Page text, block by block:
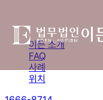
이든 소개
FAQ
사례
위치